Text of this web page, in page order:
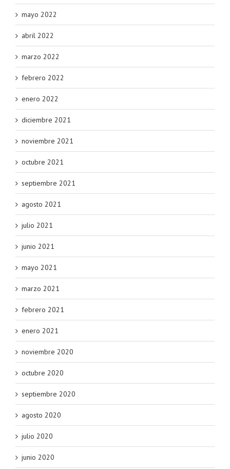
mayo 2022
abril 2022
marzo 2022
febrero 2022
enero 2022
diciembre 2021
noviembre 2021
octubre 2021
septiembre 2021
agosto 2021
julio 2021
junio 2021
mayo 2021
marzo 2021
febrero 2021
enero 2021
noviembre 2020
octubre 2020
septiembre 2020
agosto 2020
julio 2020
junio 2020